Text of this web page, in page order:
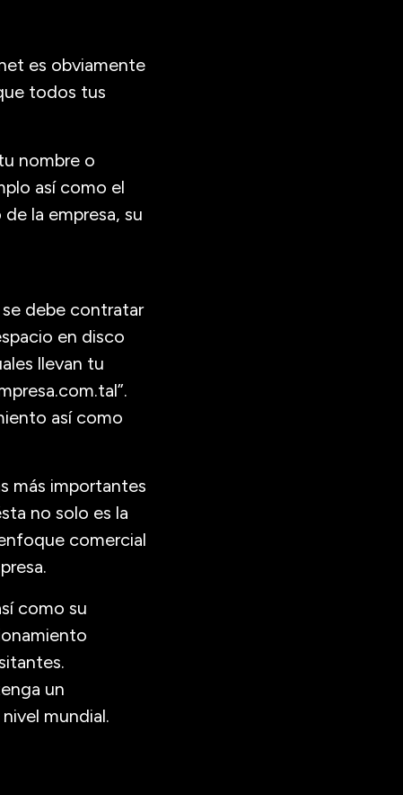
es obviamente
todos tus
nombre o
así como el
la empresa, su
debe contratar
en disco
llevan tu
así como
más importantes
no solo es la
comercial
como su
un
mundial.